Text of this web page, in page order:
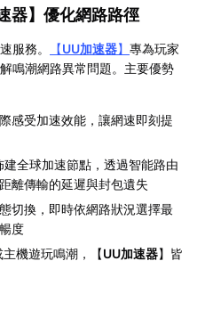
器】優化網路路徑
服務。 【UU加速器】 專為玩家
鳴潮網路異常問題。主要優勢
感受加速效能，讓網速即刻提
建全球加速節點，透過智能路由
離傳輸的延遲與封包遺失
切換，即時依網路狀況選擇最
度
主機遊玩鳴潮，【UU加速器】皆